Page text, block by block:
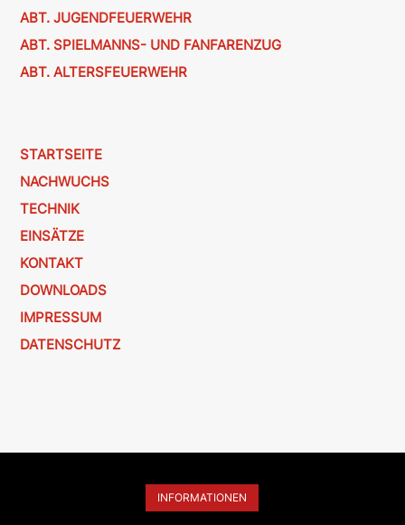
ABT. JUGENDFEUERWEHR
ABT. SPIELMANNS- UND FANFARENZUG
ABT. ALTERSFEUERWEHR
STARTSEITE
NACHWUCHS
TECHNIK
EINSÄTZE
KONTAKT
DOWNLOADS
IMPRESSUM
DATENSCHUTZ
INFORMATIONEN